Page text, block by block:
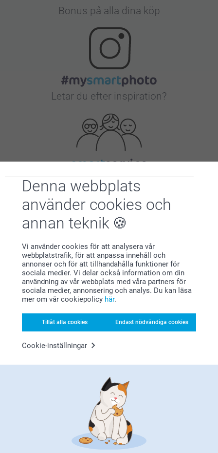
Denna webbplats
använder cookies och
annan teknik
Vi använder cookies för att analysera vår
webbplatstrafik, för att anpassa innehåll och
annonser och för att tillhandahålla funktioner för
sociala medier. Vi delar också information om din
användning av vår webbplats med våra partners för
sociala medier, annonsering och analys. Du kan läsa
mer om vår cookiepolicy här.
Tillåt alla cookies Endast nödvändiga cookies
Cookie-inställningar
Bonus på alla dina köp
Letar du efter inspiration?
Förstklassig kundservice
Ange din e-postadress här
Registrera dig
Genom att prenumerera på vårt nyhetsbrev får du den senaste
informationen om våra produkter och specialerbjudanden. Det
innebär också att du godkänner vår Allmänna integritetspolicy
Du kan när som helst avregistrera dig genom att klicka på
länken som finns längst ned i alla våra nyhetsbrev.